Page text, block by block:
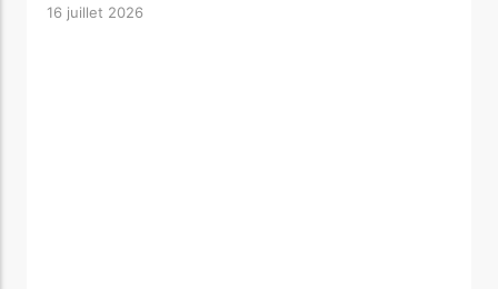
16 juillet 2026